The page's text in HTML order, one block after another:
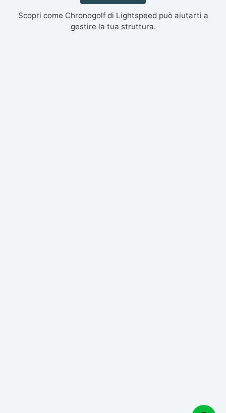
Scopri come Chronogolf di Lightspeed può aiutarti a
gestire la tua struttura.